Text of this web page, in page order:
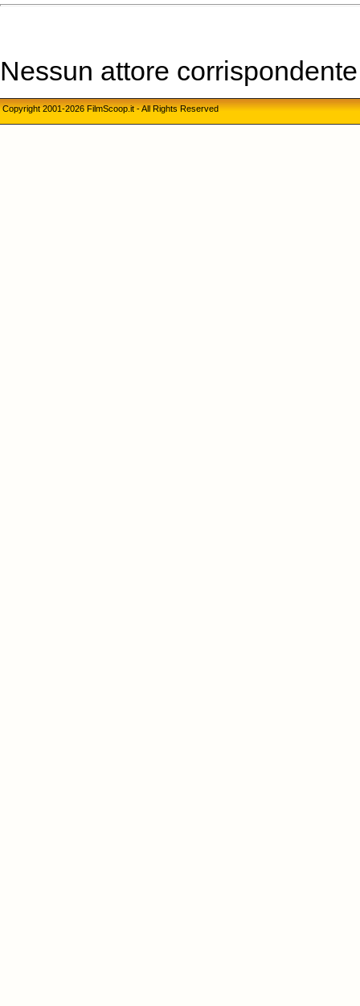
Nessun attore
Copyright 2001-2026 FilmScoop.it - All Rights Reserved